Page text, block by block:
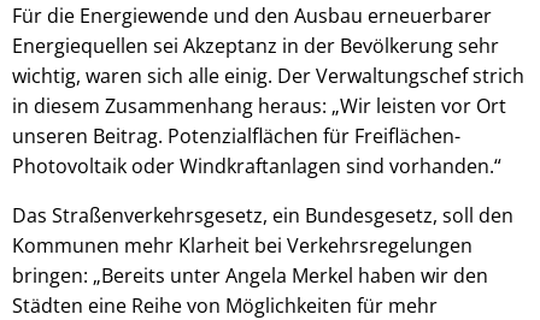
Für die Energiewende und den Ausbau erneuerbarer
Energiequellen sei Akzeptanz in der Bevölkerung sehr
wichtig, waren sich alle einig. Der Verwaltungschef strich
in diesem Zusammenhang heraus: „Wir leisten vor Ort
unseren Beitrag. Potenzialflächen für Freiflächen-
Photovoltaik oder Windkraftanlagen sind vorhanden.“
Das Straßenverkehrsgesetz, ein Bundesgesetz, soll den
Kommunen mehr Klarheit bei Verkehrsregelungen
bringen: „Bereits unter Angela Merkel haben wir den
Städten eine Reihe von Möglichkeiten für mehr